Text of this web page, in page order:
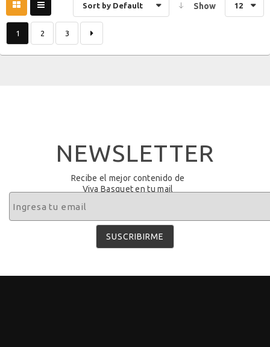
Sort by Default Show 12
1 2 3
NEWSLETTER
Recibe el mejor contenido de
Viva Basquet en tu mail